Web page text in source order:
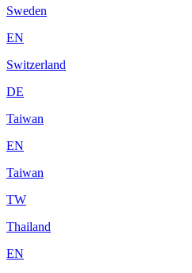
Sweden
EN
Switzerland
DE
Taiwan
EN
Taiwan
TW
Thailand
EN